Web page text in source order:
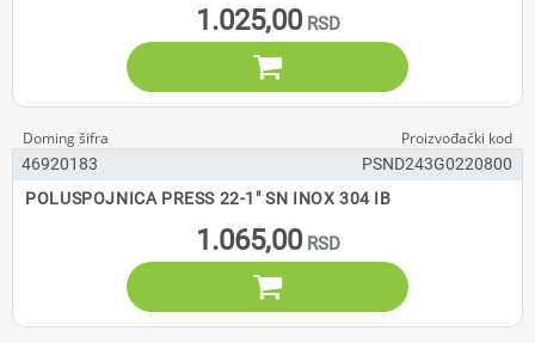
1.025,00

46920183
PSND243G0220800
POLUSPOJNICA PRESS 22-1" SN INOX 304 IB
1.065,00
